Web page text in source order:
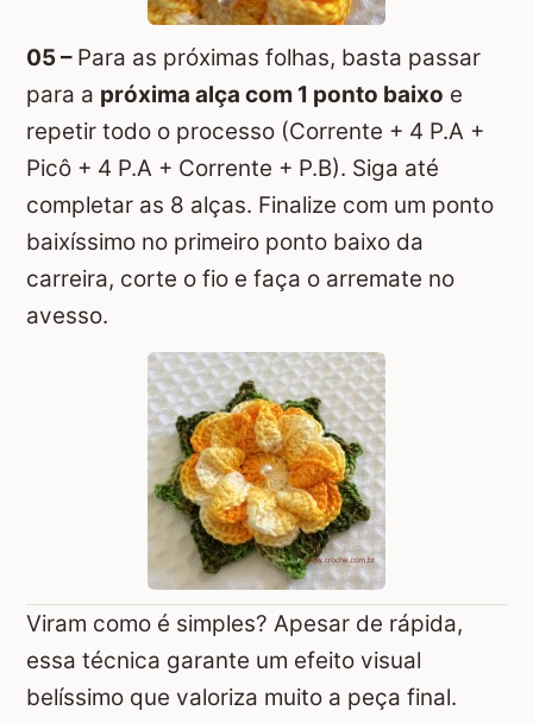
05 –Para as próximas folhas, basta passar
para a próxima alça com 1 ponto baixo e
repetir todo o processo (Corrente + 4 P.A +
Picô + 4 P.A + Corrente + P.B). Siga até
completar as 8 alças. Finalize com um ponto
baixíssimo no primeiro ponto baixo da
carreira, corte o fio e faça o arremate no
avesso.
Viram como é simples? Apesar de rápida,
essa técnica garante um efeito visual
belíssimo que valoriza muito a peça final.